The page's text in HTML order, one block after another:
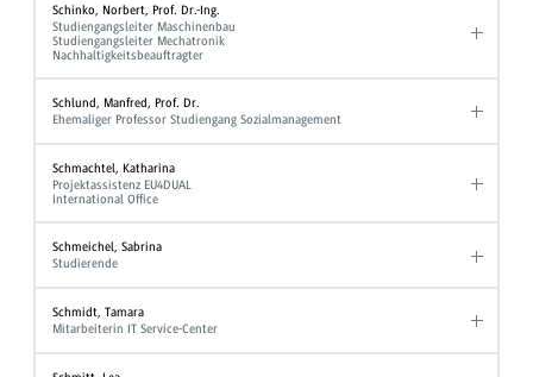
Schinko, Norbert, Prof. Dr.-Ing.
Studiengangsleiter Maschinenbau
Studiengangsleiter Mechatronik
Nachhaltigkeitsbeauftragter
Schlund, Manfred, Prof. Dr.
Ehemaliger Professor Studiengang Sozialmanagement
Schmachtel, Katharina
Projektassistenz EU4DUAL
International Office
Schmeichel, Sabrina
Studierende
Schmidt, Tamara
Mitarbeiterin IT Service-Center